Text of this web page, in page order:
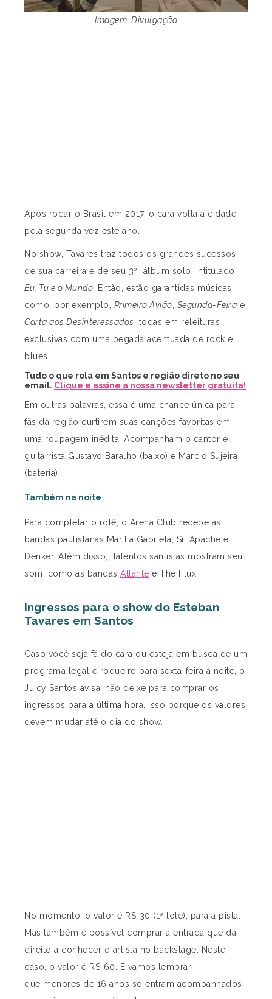
Imagem: Divulgação
Após rodar o Brasil em 2017, o cara volta à cidade
pela segunda vez este ano.
No show, Tavares traz todos os grandes sucessos
de sua carreira e de seu 3º álbum solo, intitulado
Eu, Tu e o Mundo . Então, estão garantidas músicas
como, por exemplo, Primeiro Avião Segunda-Feira e
Carta aos Desinteressados , todas em releituras
exclusivas com uma pegada acentuada de rock e
blues.
Tudo o que rola em Santos e região direto no seu
email. Clique e assine a nossa newsletter gratuita!
Em outras palavras, essa é uma chance única para
fãs da região curtirem suas canções favoritas em
uma roupagem inédita. Acompanham o cantor e
guitarrista Gustavo Baralho (baixo) e Marcio Sujeira
(bateria).
Também na noite
Para completar o rolê, o Arena Club recebe as
bandas paulistanas Marília Gabriela, Sr. Apache e
Denker. Além disso, talentos santistas mostram seu
som, como as bandas Atlante e The Flux.
Ingressos para o show do Esteban
Tavares em Santos
Caso você seja fã do cara ou esteja em busca de um
programa legal e roqueiro para sexta-feira à noite, o
Juicy Santos avisa: não deixe para comprar os
ingressos para a última hora. Isso porque os valores
devem mudar até o dia do show.
No momento, o valor é R$ 30 (1º lote), para a pista.
Mas também é possível comprar a entrada que dá
direito a conhecer o artista no backstage. Neste
caso, o valor é R$ 60. E vamos lembrar
que menores de 16 anos só entram acompanhados